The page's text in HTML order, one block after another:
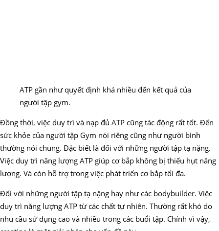
ATP gần như quyết định khá nhiều đến kết quả của
người tập gym.
Đồng thời, việc duy trì và nạp đủ ATP cũng tác động rất tốt. Đến
sức khỏe của người tập Gym nói riêng cũng như người bình
thường nói chung. Đặc biết là đối với những người tập tạ nặng.
Việc duy trì năng lượng ATP giúp cơ bắp không bị thiếu hụt năng
lượng. Và còn hỗ trợ trong việc phát triển cơ bắp tối đa.
Đối với những người tập tạ nặng hay như các bodybuilder. Việc
duy trì năng lượng ATP từ các chất tự nhiên. Thường rất khó do
nhu cầu sử dụng cao và nhiều trong các buổi tập. Chính vì vậy,